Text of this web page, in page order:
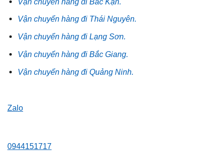
Vận chuyển hàng đi Thái Nguyên.
Vận chuyển hàng đi Lạng Sơn.
Vận chuyển hàng đi Bắc Giang.
Vận chuyển hàng đi Quảng Ninh.
Zalo
0944151717